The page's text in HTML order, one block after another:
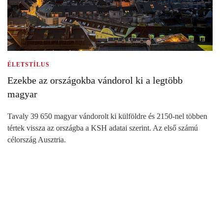
ÉLETSTÍLUS
Ezekbe az országokba vándorol ki a legtöbb
magyar
Tavaly 39 650 magyar vándorolt ki külföldre és 2150-nel többen
tértek vissza az országba a KSH adatai szerint. Az első számú
célország Ausztria.